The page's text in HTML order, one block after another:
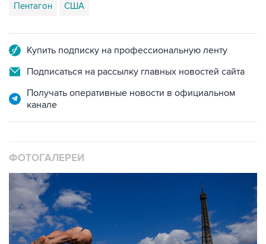
Пентагон США
Купить подписку на профессиональную ленту
Подписаться на рассылку главных новостей сайта
Получать оперативные новости в официальном
канале
ФОТОГАЛЕРЕИ